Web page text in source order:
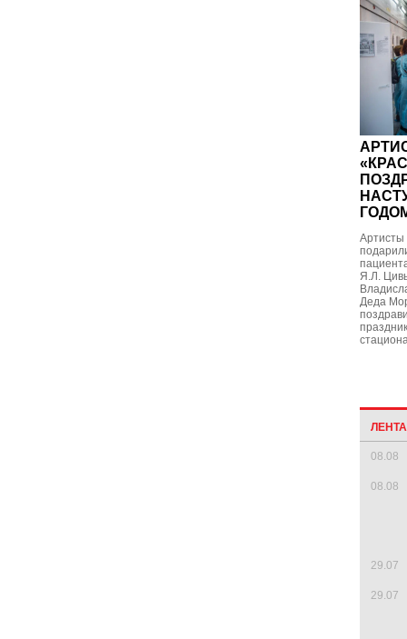
Артисты
Я.Л.
Деда
08.08
08.08
29.07
29.07